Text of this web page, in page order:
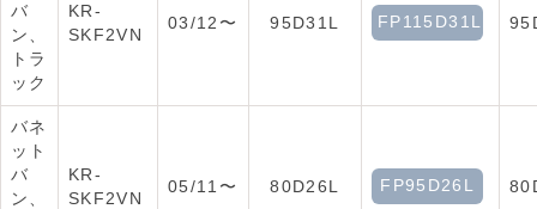
バ
ン、
トラ
ック
KR-
SKF2VN
03/12〜 95D31L FP115D31L
バネ
ット
バ
ン、
KR-
SKF2VN
05/11〜 80D26L FP95D26L